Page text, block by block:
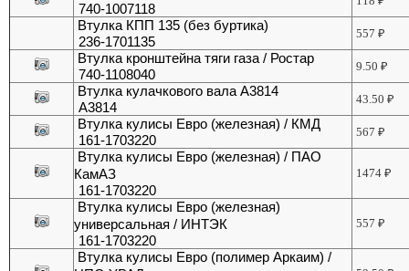
740-1007118
Втулка КПП 135 (без буртика)
236-1701135
557₽
Втулка кронштейна тяги газа / Ростар
740-1108040
9.50₽
Втулка кулачкового вала А3814
А3814
43.50₽
Втулка кулисы Евро (железная) / КМД
161-1703220
567₽
Втулка кулисы Евро (железная) / ПАО
КамАЗ
161-1703220
1474₽
Втулка кулисы Евро (железная)
универсальная / ИНТЭК
161-1703220
557₽
Втулка кулисы Евро (полимер Аркаим) /